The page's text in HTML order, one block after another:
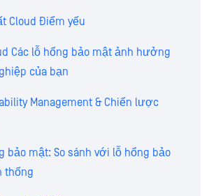
Cloud Điểm yếu
Các lỗ hổng bảo mật ảnh hưởng
của bạn
Management & Chiến lược
bảo mật: So sánh với lỗ hổng bảo
thống